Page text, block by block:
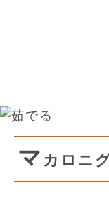
マ カロニ